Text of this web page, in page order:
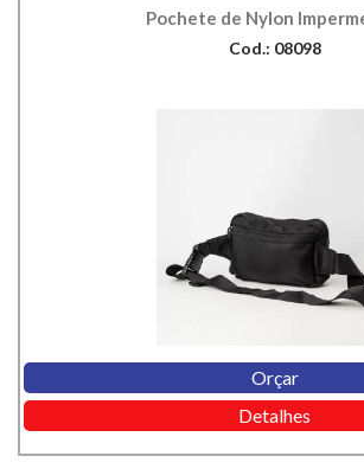
Pochete de Nylon
Cod.: 08098
Orçar
Detalhes